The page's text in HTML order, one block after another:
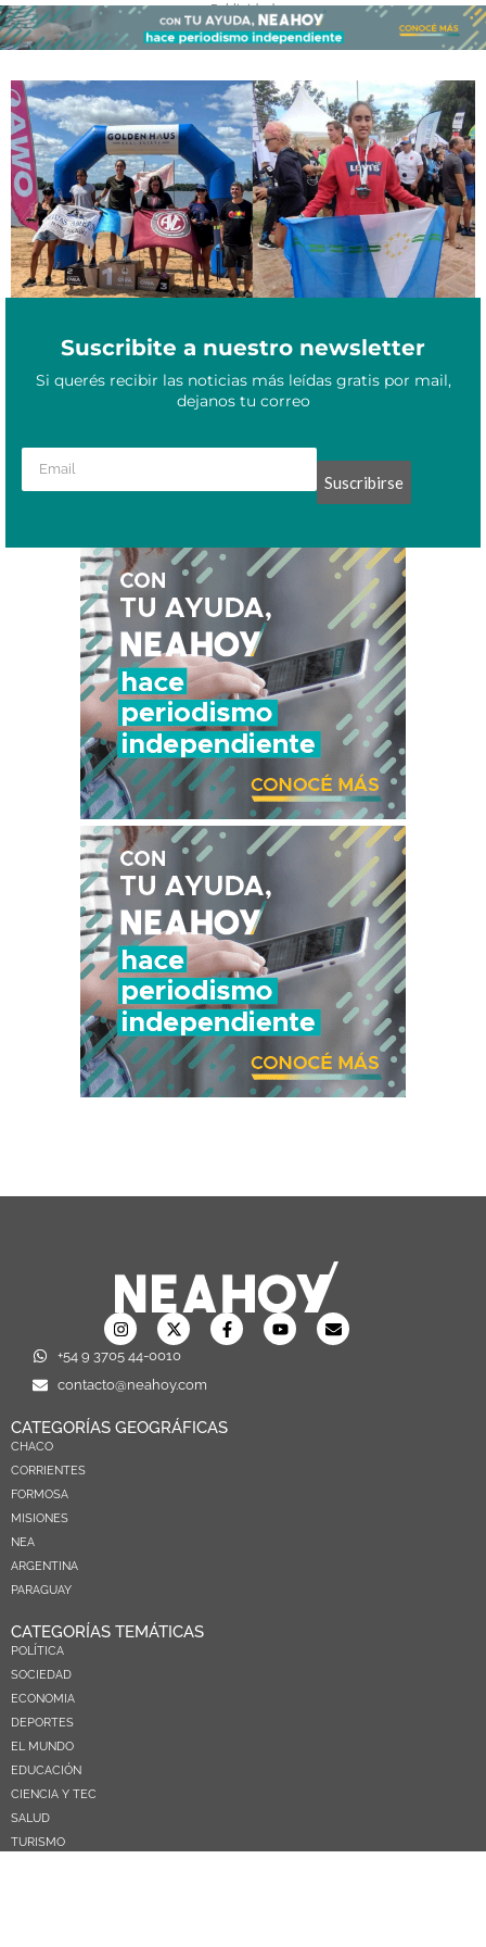
- Publicidad -
Iara Ledesma Portillo a un paso de la historia: el camino hacia el
bicampeonato en Aguas Abiertas
Marzo 31, 2025
Suscribite a nuestro newsletter
Si querés recibir las noticias más leídas gratis por mail,
dejanos tu correo
Suscribirse
+54 9 3705 44-0010
contacto@neahoy.com
CATEGORÍAS GEOGRÁFICAS
CHACO
CORRIENTES
FORMOSA
MISIONES
NEA
ARGENTINA
PARAGUAY
CATEGORÍAS TEMÁTICAS
POLÍTICA
SOCIEDAD
ECONOMIA
DEPORTES
EL MUNDO
EDUCACIÓN
CIENCIA Y TEC
SALUD
TURISMO